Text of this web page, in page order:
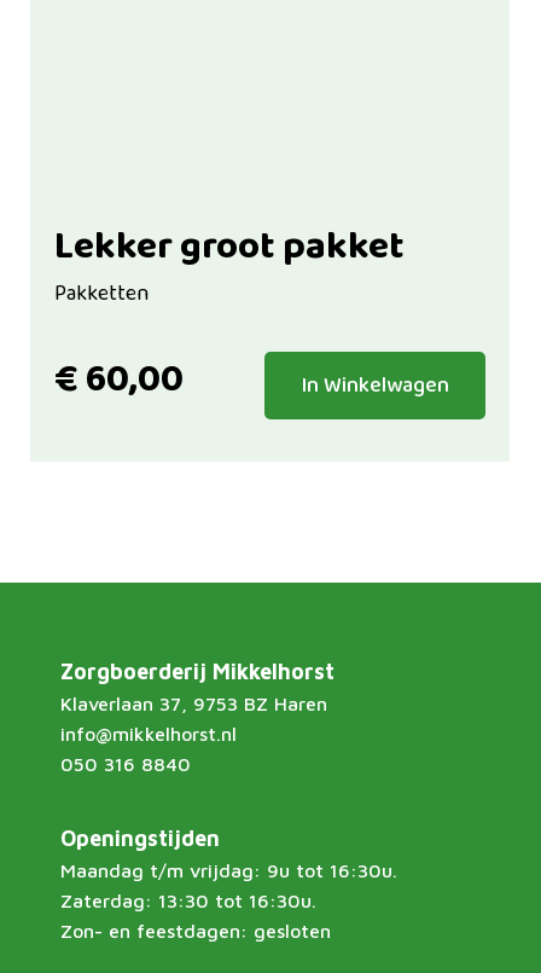
Lekker groot pakket
Pakketten
€60,00 In Winkelwagen
Zorgboerderij Mikkelhorst
Klaverlaan 37, 9753 BZ Haren
info@mikkelhorst.nl
050 316 8840
Openingstijden
Maandag t/m vrijdag: 9u tot 16:30u.
Zaterdag: 13:30 tot 16:30u.
Zon- en feestdagen: gesloten